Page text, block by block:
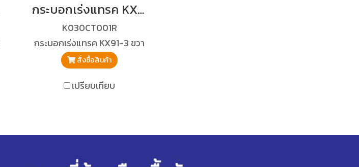
กระบอกเร่งแทรค KX91-3 ขวา
K030CT001R
กระบอกเร่งแทรค KX91-3 ขวา
สั่งซื้อสินค้า
เปรียบเทียบ